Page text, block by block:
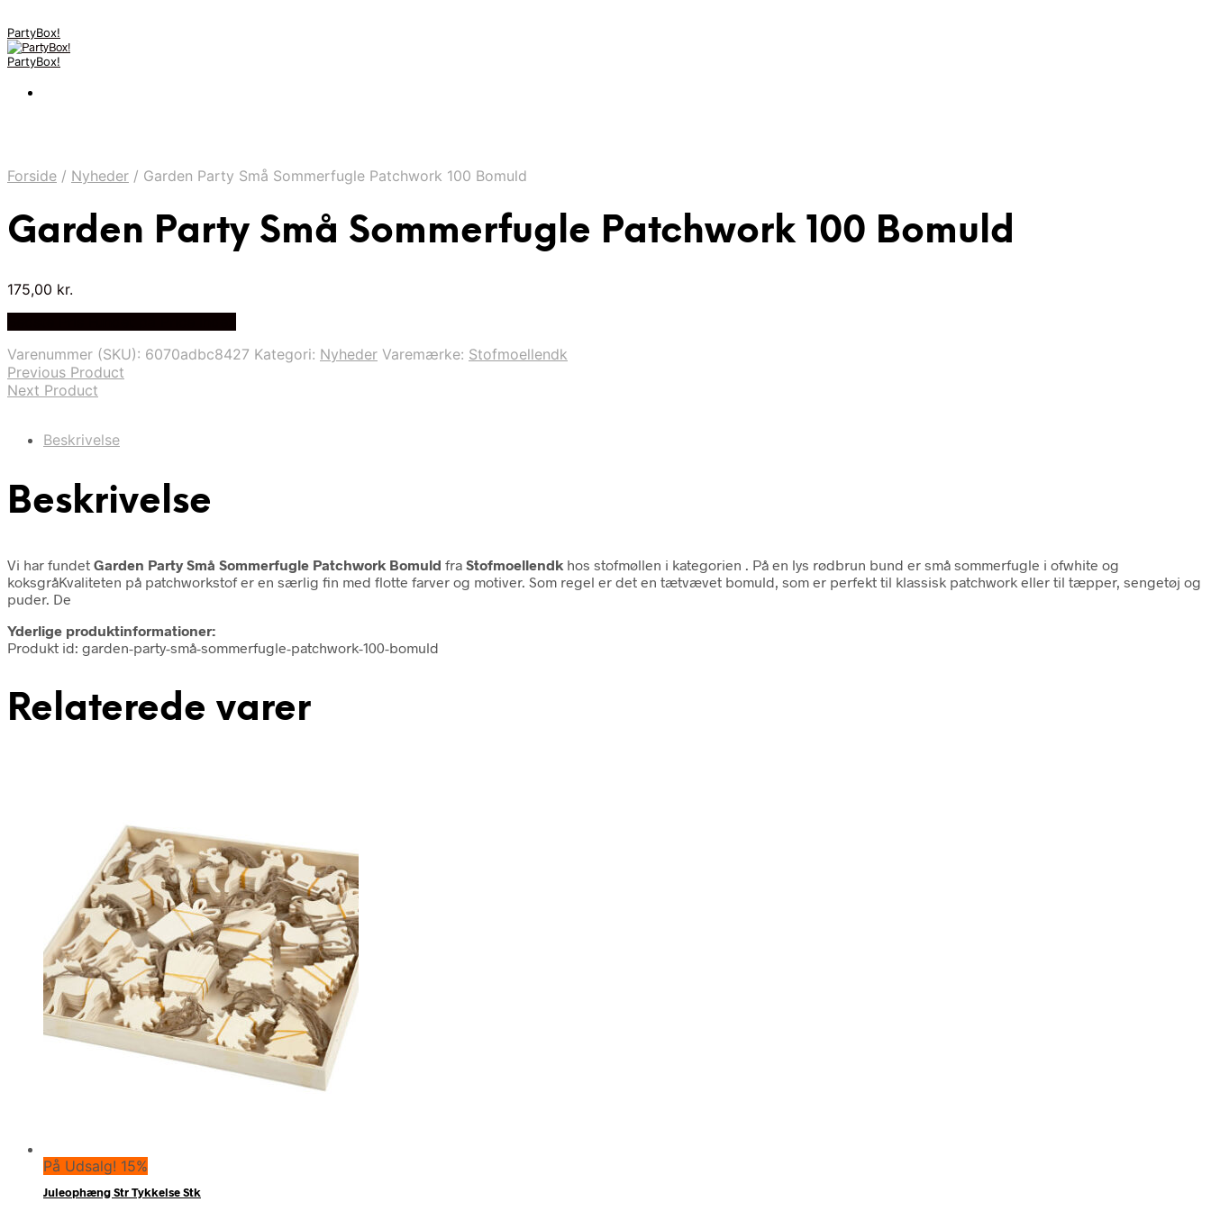
PartyBox!
PartyBox!
Forside / Nyheder / Garden Party Små Sommerfugle Patchwork 100 Bomuld
Garden Party Små Sommerfugle Patchwork 100 Bomuld
175,00 kr.
Varenummer (SKU): 6070adbc8427 Kategori: Nyheder Varemærke: Stofmoellendk
Previous Product
Next Product
Beskrivelse
Beskrivelse
Vi har fundet Garden Party Små Sommerfugle Patchwork Bomuld fra Stofmoellendk hos stofmøllen i kategorien
. På en lys rødbrun bund er små sommerfugle i ofwhite og
koksgråKvaliteten på patchworkstof er en særlig fin med flotte farver og motiver. Som regel er det en tætvævet bomuld, som er perfekt til klassisk patchwork eller til tæpper, sengetøj og
puder. De
Yderlige produktinformationer:
Produkt id: garden-party-små-sommerfugle-patchwork-100-bomuld
Relaterede varer
På Udsalg! 15%
Juleophæng Str Tykkelse Stk